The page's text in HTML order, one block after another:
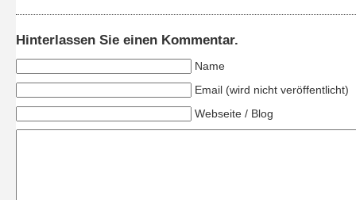
Hinterlassen Sie einen Kommentar.
Name
Email (wird nicht veröffentlicht)
Webseite / Blog